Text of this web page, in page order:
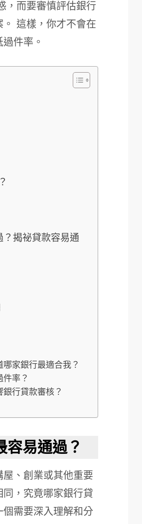
，而要審慎評估銀行
這樣，你才不會在
件率。
揭祕貸款容易通
家銀行最適合我？
率？
行貸款審核？
容易通過？
、創業或其他重要
，究竟哪家銀行貸
需要深入理解和分